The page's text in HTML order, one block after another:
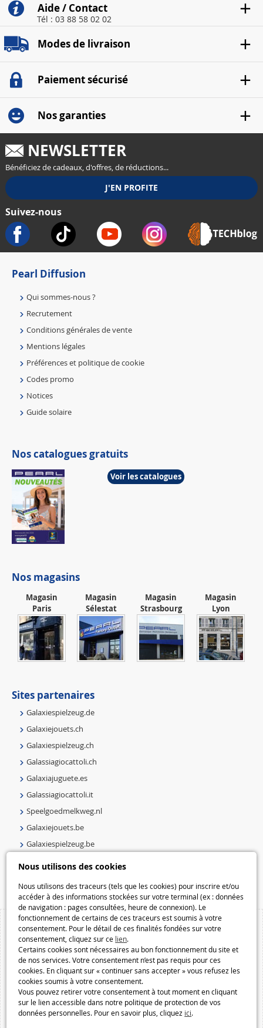
Nous utilisons des cookies
Nous utilisons des traceurs (tels que les cookies) pour inscrire et/ou
accéder à des informations stockées sur votre terminal (ex : données
de navigation : pages consultées, heure de connexion). Le
fonctionnement de certains de ces traceurs est soumis à votre
consentement. Pour le détail de ces finalités fondées sur votre
consentement, cliquez sur ce lien.
Certains cookies sont nécessaires au bon fonctionnement du site et
de nos services. Votre consentement n’est pas requis pour ces
cookies. En cliquant sur « continuer sans accepter » vous refusez les
cookies soumis à votre consentement.
Vous pouvez retirer votre consentement à tout moment en cliquant
sur le lien accessible dans notre politique de protection de vos
données personnelles. Pour en savoir plus, cliquez ici.
Aide / Contact
Tél : 03 88 58 02 02
Modes de livraison
Paiement sécurisé
Nos garanties
NEWSLETTER
Bénéficiez de cadeaux, d'offres, de réductions...
Suivez-nous
Pearl Diffusion
Qui sommes-nous ?
Recrutement
Conditions générales de vente
Mentions légales
Préférences et politique de cookie
Codes promo
Notices
Guide solaire
Nos catalogues gratuits
Voir les catalogues
Nos magasins
Magasin
Paris
Magasin
Sélestat
Magasin
Strasbourg
Magasin
Lyon
Sites partenaires
Galaxiespielzeug.de
Galaxiejouets.ch
Galaxiespielzeug.ch
Galassiagiocattoli.ch
Galaxiajuguete.es
Galassiagiocattoli.it
Speelgoedmelkweg.nl
Galaxiejouets.be
Galaxiespielzeug.be